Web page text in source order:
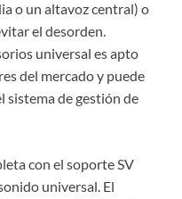
o un altavoz central) o
el desorden.
universal es apto
del mercado y puede
sistema de gestión de
con el soporte SV
universal. El